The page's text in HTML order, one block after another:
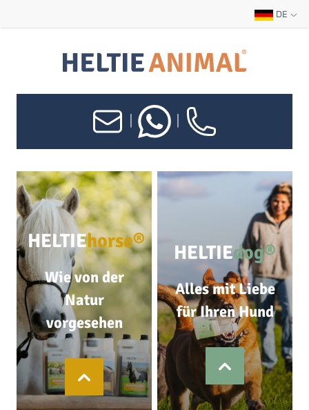
DE
HELTIEhorse®
Wie von der
Natur
vorgesehen
HELTIEdog®
Alles mit Liebe
für Ihren Hund